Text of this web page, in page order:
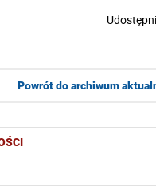
Powrót do archiwum